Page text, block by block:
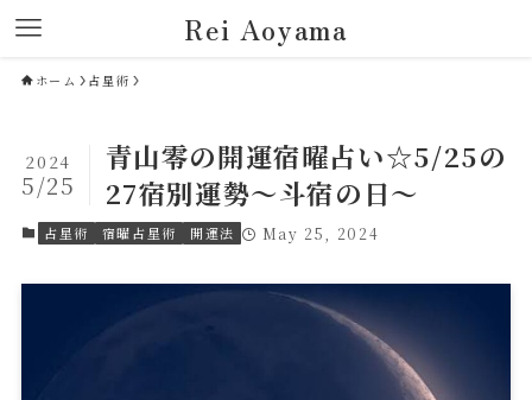
Rei Aoyama
ホーム 占星術
青山零の開運宿曜占い☆5/25の
27宿別運勢～斗宿の日～
2024
5/25
占星術 宿曜占星術 開運法 May 25, 2024